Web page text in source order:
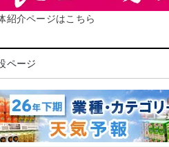
紹介ページはこちら
ページ